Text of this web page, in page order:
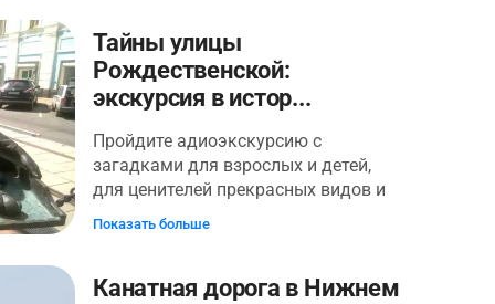
Тайны улицы
Рождественской:
экскурсия в истор...
Пройдите адиоэкскурсию с
загадками для взрослых и детей,
для ценителей прекрасных видов и
легенд! Экскурсия проведет по
каждый дом — настоящая шкатулка,
Показать больше
Канатная дорога в Нижнем